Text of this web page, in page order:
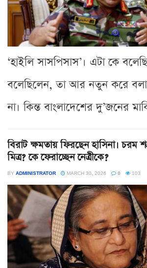
‘হাইলি সাসপিসাস’। এটা কে
বলেছিলেন, তা আর নতুন করে
না। কিন্ত বাংলাদেশের দু’জনের
বিরাট ক্ষমতায় ফিরছেন হাসিনা।
মিত্র? কে ফেরাচ্ছেন নেত্রীকে?
BY ADMINISTRATOR MARCH 30, 2026 0 103